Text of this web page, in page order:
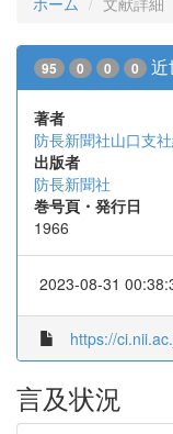
95 0 0 0 近
著者
防長新聞社山口支
出版者
防長新聞社
巻号頁・発行日
1966
2023-08-31
https://
言及状況